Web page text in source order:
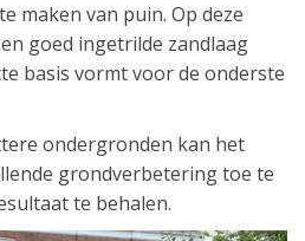
maken van puin. Op deze
goed ingetrilde zandlaag
basis vormt voor de onderste
ondergronden kan het
grondverbetering toe te
te behalen.